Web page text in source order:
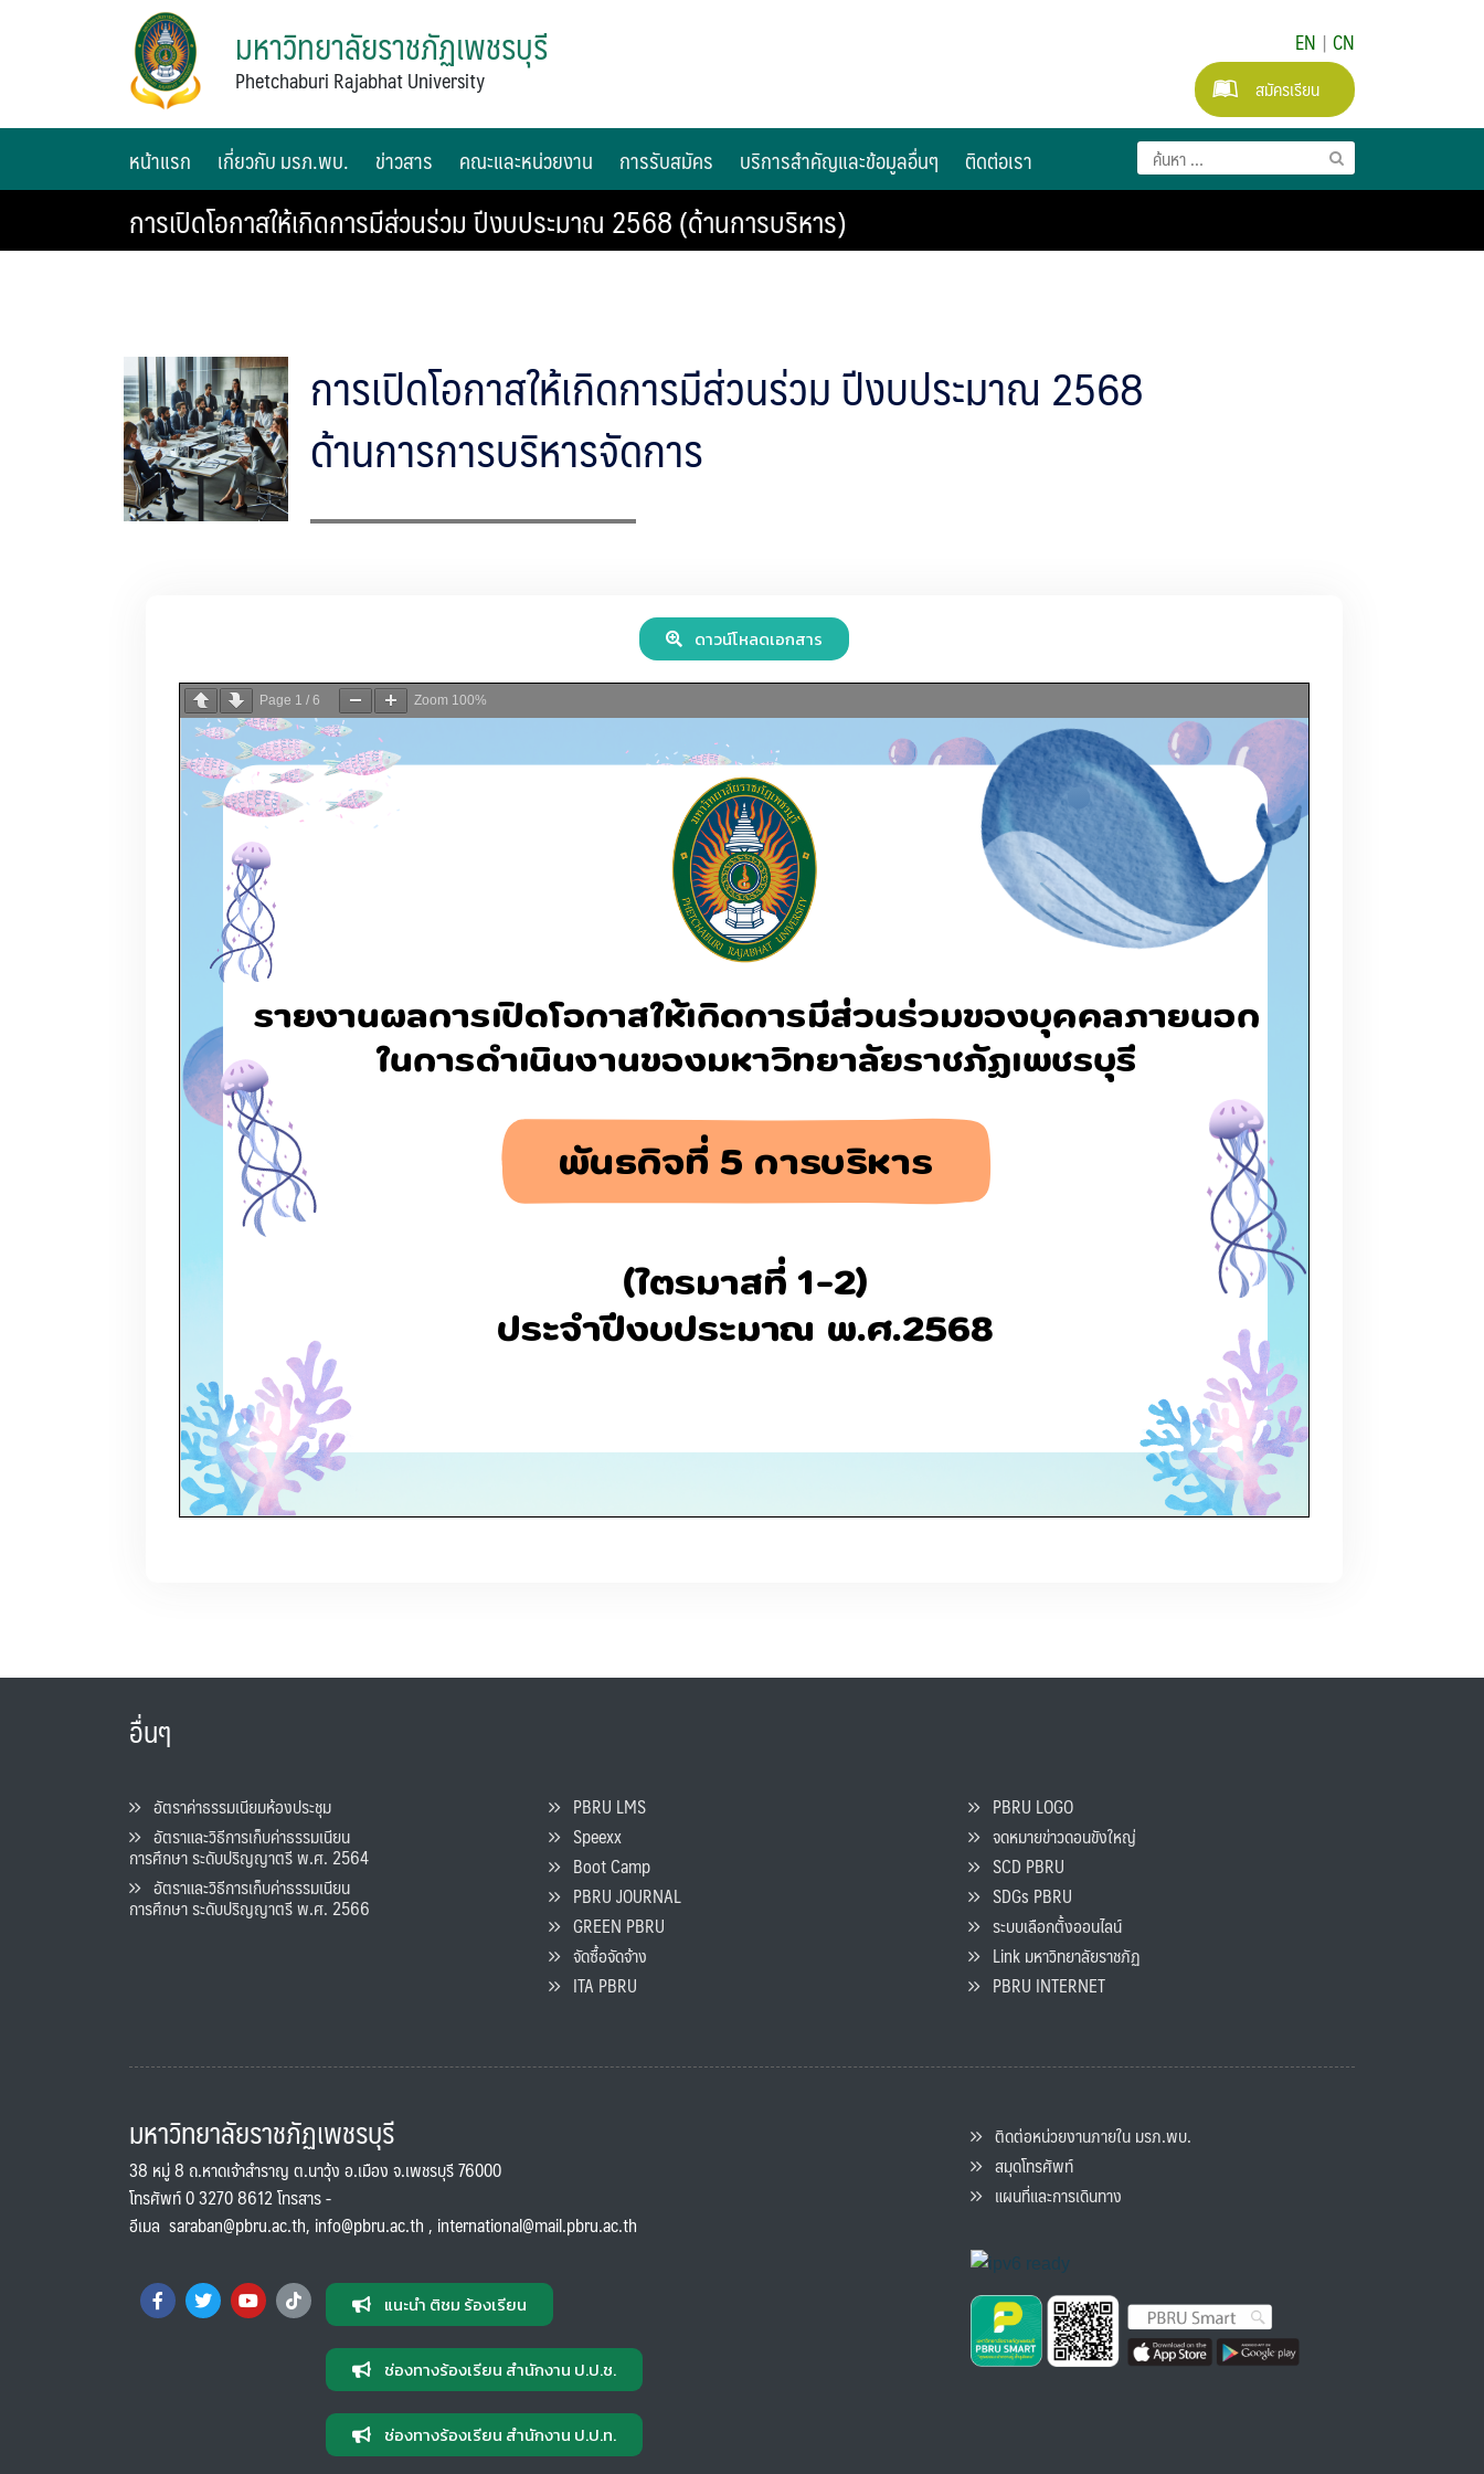
มหาวิทยาลัยราชภัฏเพชรบุรี
Phetchaburi Rajabhat University
EN | CN
สมัครเรียน
หน้าแรก เกี่ยวกับ มรภ.พบ. ข่าวสาร คณะและหน่วยงาน การรับสมัคร บริการสำคัญและข้อมูลอื่นๆ ติดต่อเรา
การเปิดโอกาสให้เกิดการมีส่วนร่วม ปีงบประมาณ 2568 (ด้านการบริหาร)
การเปิดโอกาสให้เกิดการมีส่วนร่วม ปีงบประมาณ 2568
ด้านการการบริหารจัดการ
ดาวน์โหลดเอกสาร
Page 1 / 6 Zoom 100%
อื่นๆ
อัตราค่าธรรมเนียมห้องประชุม
อัตราและวิธีการเก็บค่าธรรมเนียน
การศึกษา ระดับปริญญาตรี พ.ศ. 2564
อัตราและวิธีการเก็บค่าธรรมเนียน
การศึกษา ระดับปริญญาตรี พ.ศ. 2566
PBRU LMS
Speexx
Boot Camp
PBRU JOURNAL
GREEN PBRU
จัดซื้อจัดจ้าง
ITA PBRU
PBRU LOGO
จดหมายข่าวดอนขังใหญ่
SCD PBRU
SDGs PBRU
ระบบเลือกตั้งออนไลน์
Link มหาวิทยาลัยราชภัฏ
PBRU INTERNET
มหาวิทยาลัยราชภัฏเพชรบุรี
38 หมู่ 8 ถ.หาดเจ้าสำราญ ต.นาวุ้ง อ.เมือง จ.เพชรบุรี 76000
โทรศัพท์ 0 3270 8612 โทรสาร -
อีเมล saraban@pbru.ac.th, info@pbru.ac.th, international@mail.pbru.ac.th
แนะนำ ติชม ร้องเรียน
ช่องทางร้องเรียน สำนักงาน ป.ป.ช.
ช่องทางร้องเรียน สำนักงาน ป.ป.ท.
ติดต่อหน่วยงานภายใน มรภ.พบ.
สมุดโทรศัพท์
แผนที่และการเดินทาง